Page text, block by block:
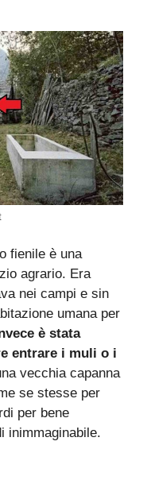
fienile è una
agrario. Era
nei campi e sin
umana per
è stata
entrare i muli o i
vecchia capanna
se stesse per
per bene
inimmaginabile.